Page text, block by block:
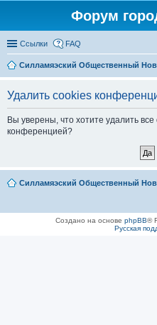
Форум
Ссылки FAQ
Силламяэский Общественный
Удалить cookies
Вы уверены, что хотите удалить
конференцией?
Силламяэский Общественный
Создано на основе phpBB®
Русская